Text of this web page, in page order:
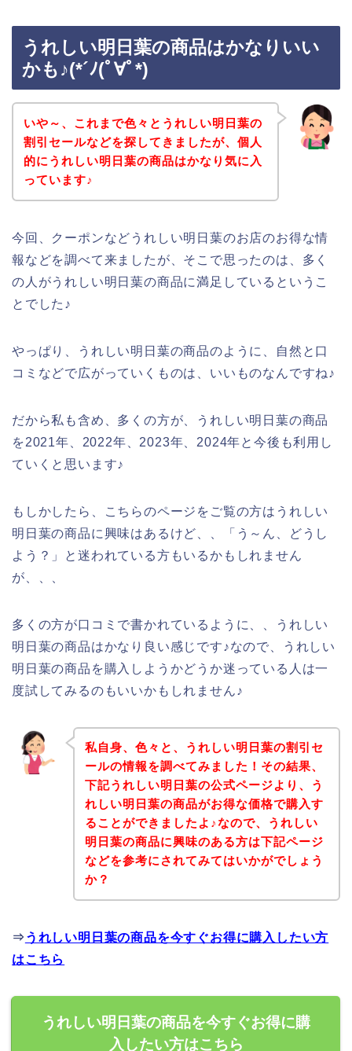
うれしい明日葉の商品はかなりいい
かも♪(*´ﾉ(ﾟ∀ﾟ*)
いや～、これまで色々とうれしい明日葉の
割引セールなどを探してきましたが、個人
的にうれしい明日葉の商品はかなり気に入
っています♪
今回、クーポンなどうれしい明日葉のお店のお得な情
報などを調べて来ましたが、そこで思ったのは、多く
の人がうれしい明日葉の商品に満足しているというこ
とでした♪
やっぱり、うれしい明日葉の商品のように、自然と口
コミなどで広がっていくものは、いいものなんですね♪
だから私も含め、多くの方が、うれしい明日葉の商品
を2021年、2022年、2023年、2024年と今後も利用し
ていくと思います♪
もしかしたら、こちらのページをご覧の方はうれしい
明日葉の商品に興味はあるけど、、「う～ん、どうし
よう？」と迷われている方もいるかもしれません
が、、、
多くの方が口コミで書かれているように、、うれしい
明日葉の商品はかなり良い感じです♪なので、うれしい
明日葉の商品を購入しようかどうか迷っている人は一
度試してみるのもいいかもしれません♪
私自身、色々と、うれしい明日葉の割引セ
ールの情報を調べてみました！その結果、
下記うれしい明日葉の公式ページより、う
れしい明日葉の商品がお得な価格で購入す
ることができましたよ♪なので、うれしい
明日葉の商品に興味のある方は下記ページ
などを参考にされてみてはいかがでしょう
か？
⇒ うれしい明日葉の商品を今すぐお得に購入したい方
はこちら
うれしい明日葉の商品を今すぐお得に購
入したい方はこちら